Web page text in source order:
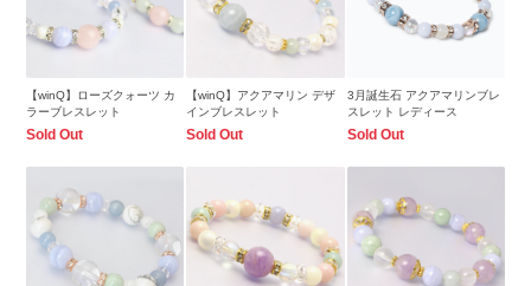
【winQ】ローズクォーツ カ
ラーブレスレット
Sold Out
【winQ】アクアマリン デザ
インブレスレット
Sold Out
3月誕生石 アクアマリンブレ
スレット レディース
Sold Out